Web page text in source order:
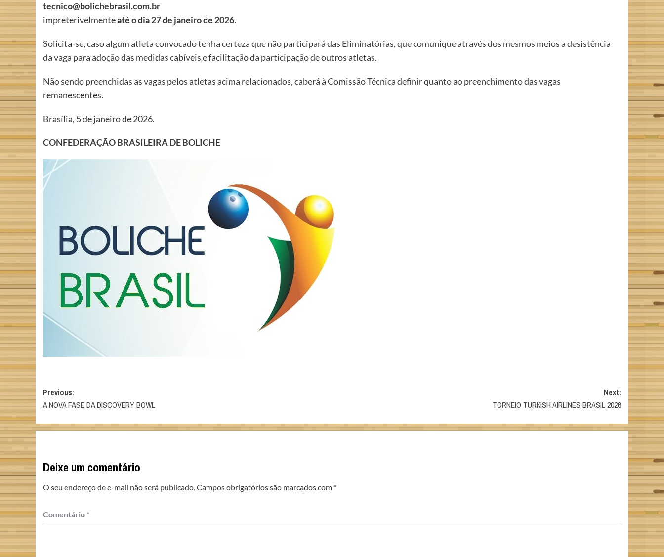
tecnico@bolichebrasil.com.br
impreterivelmenteaté o dia 27 de janeiro de 2026.
Solicita-se, caso algum atleta convocado tenha certeza que não participará das Eliminatórias, que comunique através dos mesmos meios a desistência
da vaga para adoção das medidas cabíveis e facilitação da participação de outros atletas.
Não sendo preenchidas as vagas pelos atletas acima relacionados, caberá à Comissão Técnica definir quanto ao preenchimento das vagas
remanescentes.
Brasília, 5 de janeiro de 2026.
CONFEDERAÇÃO BRASILEIRA DE BOLICHE
Post
navigation
Previous:
A NOVA FASE DA DISCOVERY BOWL
Next:
TORNEIO TURKISH AIRLINES BRASIL 2026
Deixe um comentário
O seu endereço de e-mail não será publicado.Campos obrigatórios são marcados com *
Comentário *